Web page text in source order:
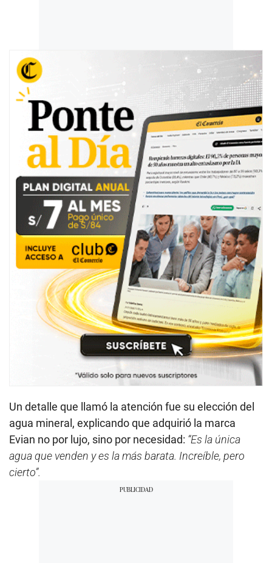
Un detalle que llamó la atención fue su elección del
agua mineral, explicando que adquirió la marca
Evian no por lujo, sino por necesidad: “Es la única
agua que venden y es la más barata. Increíble, pero
cierto”.